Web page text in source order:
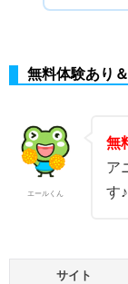
無料体験あり
エールくん
無
ア
す♪
サイト